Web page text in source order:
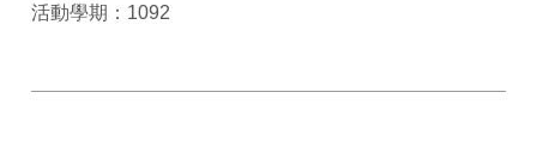
活動學期：1092